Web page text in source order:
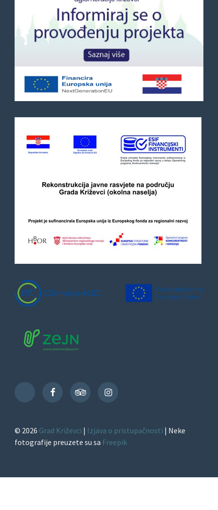
TikTok
FacebookTripAdvisorInstagram
© 2026 Grad Križevci | Izjava o pristupačnosti | Neke
fotografije preuzete su sa Freepik